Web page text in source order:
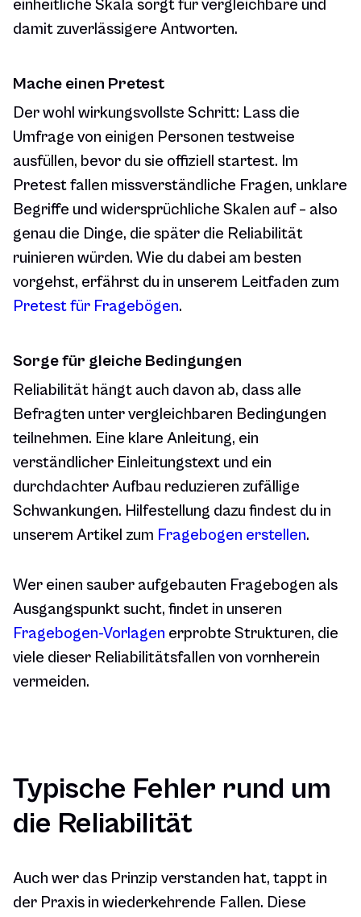
einheitliche Skala sorgt für vergleichbare und
damit zuverlässigere Antworten.
Mache einen Pretest
Der wohl wirkungsvollste Schritt: Lass die
Umfrage von einigen Personen testweise
ausfüllen, bevor du sie offiziell startest. Im
Pretest fallen missverständliche Fragen, unklare
Begriffe und widersprüchliche Skalen auf – also
genau die Dinge, die später die Reliabilität
ruinieren würden. Wie du dabei am besten
vorgehst, erfährst du in unserem Leitfaden zum
Pretest für Fragebögen.
Sorge für gleiche Bedingungen
Reliabilität hängt auch davon ab, dass alle
Befragten unter vergleichbaren Bedingungen
teilnehmen. Eine klare Anleitung, ein
verständlicher Einleitungstext und ein
durchdachter Aufbau reduzieren zufällige
Schwankungen. Hilfestellung dazu findest du in
unserem Artikel zum Fragebogen erstellen.
Wer einen sauber aufgebauten Fragebogen als
Ausgangspunkt sucht, findet in unseren
Fragebogen-Vorlagen erprobte Strukturen, die
viele dieser Reliabilitätsfallen von vornherein
vermeiden.
Typische Fehler rund um
die Reliabilität
Auch wer das Prinzip verstanden hat, tappt in
der Praxis in wiederkehrende Fallen. Diese